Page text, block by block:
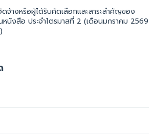
ดจ้างหรือผู้ได้รับคัดเลือกและสาระสำคัญของ
งสือ ประจำไตรมาสที่ 2 (เดือนมกราคม 2569